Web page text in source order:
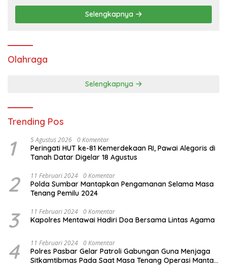
Selengkapnya
Olahraga
Selengkapnya
Trending Pos
1 5 Agustus 2026 0 Komentar
Peringati HUT ke-81 Kemerdekaan RI, Pawai Alegoris di
Tanah Datar Digelar 18 Agustus
2 11 Februari 2024 0 Komentar
Polda Sumbar Mantapkan Pengamanan Selama Masa
Tenang Pemilu 2024
3 11 Februari 2024 0 Komentar
Kapolres Mentawai Hadiri Doa Bersama Lintas Agama
4 11 Februari 2024 0 Komentar
Polres Pasbar Gelar Patroli Gabungan Guna Menjaga
Sitkamtibmas Pada Saat Masa Tenang Operasi Mantap